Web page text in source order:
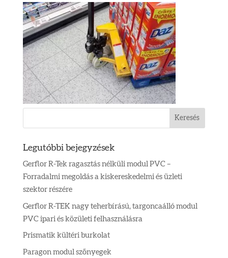
Legutóbbi bejegyzések
Gerflor R-Tek ragasztás nélküli modul PVC –
Forradalmi megoldás a kiskereskedelmi és üzleti
szektor részére
Gerflor R-TEK nagy teherbírású, targoncaálló modul
PVC ipari és közületi felhasználásra
Prismatik kültéri burkolat
Paragon modul szőnyegek